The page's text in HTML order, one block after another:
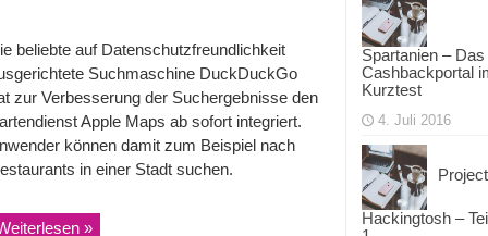
beliebte auf Datenschutzfreundlichkeit
Suchmaschine DuckDuckGo
zur Verbesserung der Suchergebnisse den
Apple Maps ab sofort integriert.
können damit zum Beispiel nach
in einer Stadt suchen.
»
Spartanien – Das
Cashbackportal
Kurztest
4. Juli 2016
Project
Hackingtosh –